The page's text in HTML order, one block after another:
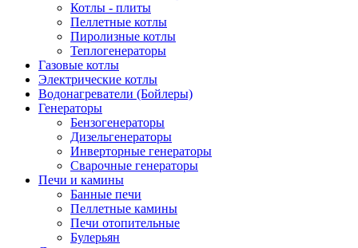
Котлы - плиты
Пеллетные котлы
Пиролизные котлы
Теплогенераторы
Газовые котлы
Электрические котлы
Водонагреватели (Бойлеры)
Генераторы
Бензогенераторы
Дизельгенераторы
Инверторные генераторы
Сварочные генераторы
Печи и камины
Банные печи
Пеллетные камины
Печи отопительные
Булерьян